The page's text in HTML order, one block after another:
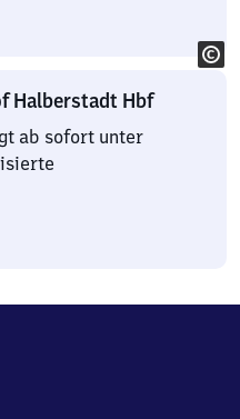
Halberstadt Hbf
ab sofort unter